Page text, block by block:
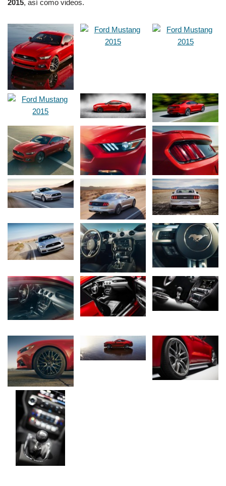
2015, así como videos.